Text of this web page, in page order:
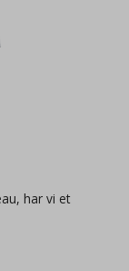
har vi et